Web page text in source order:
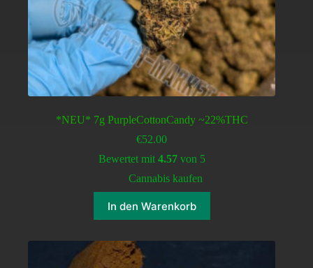
*NEU* 7g PurpleCottonCandy ~22%THC
€52.00
Bewertet mit4.57von 5
Cannabis kaufen
In den Warenkorb